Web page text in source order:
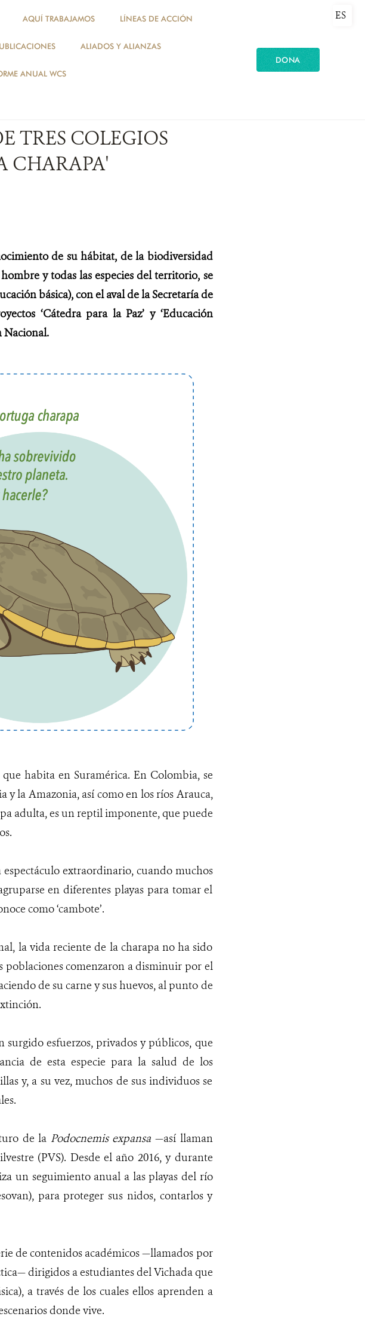
AQUÍ TRABAJAMOS LÍNEAS DE ACCIÓN
ALIADOS Y ALIANZAS
ANUAL WCS
DONA
ES
TRES COLEGIOS
CHARAPA'
de su hábitat, de la biodiversidad
y todas las especies del territorio, se
básica), con el aval de la Secretaría de
‘Cátedra para la Paz’ y ‘Educación
Nacional.
habita en Suramérica. En Colombia, se
la Amazonia, así como en los ríos Arauca,
adulta, es un reptil imponente, que puede
extraordinario, cuando muchos
en diferentes playas para tomar el
como ‘cambote’.
la vida reciente de la charapa no ha sido
poblaciones comenzaron a disminuir por el
de su carne y sus huevos, al punto de
esfuerzos, privados y públicos, que
de esta especie para la salud de los
y, a su vez, muchos de sus individuos se
de la Podocnemis expansa —así llaman
(PVS). Desde el año 2016, y durante
un seguimiento anual a las playas del río
para proteger sus nidos, contarlos y
de contenidos académicos —llamados por
dirigidos a estudiantes del Vichada que
a través de los cuales ellos aprenden a
donde vive.